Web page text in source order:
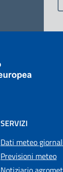
SERVIZI
Dati meteo
Previsioni meteo